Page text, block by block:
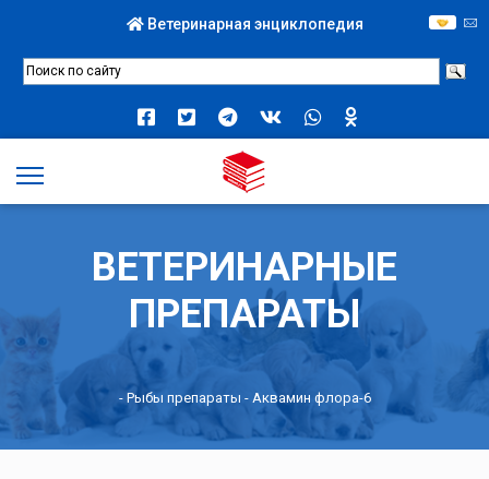
Ветеринарная энциклопедия
ВЕТЕРИНАРНЫЕ
ПРЕПАРАТЫ
- Рыбы препараты - Аквамин флора-6